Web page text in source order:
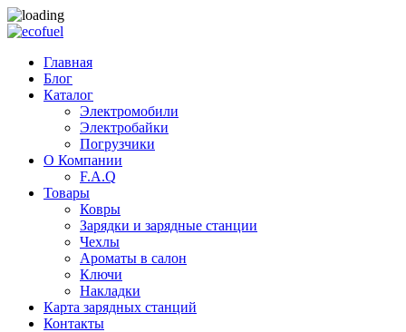
Главная
Блог
Каталог
Электромобили
Электробайки
Погрузчики
О Компании
F.A.Q
Товары
Ковры
Зарядки и зарядные станции
Чехлы
Ароматы в салон
Ключи
Накладки
Карта зарядных станций
Контакты